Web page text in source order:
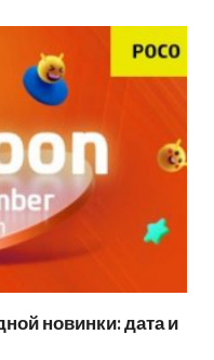
новинки: дата и